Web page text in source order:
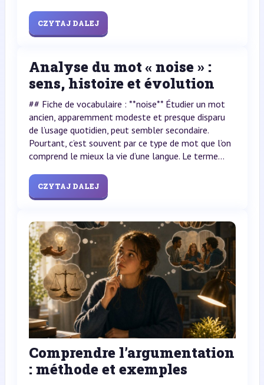
CZYTAJ DALEJ
Analyse du mot « noise » :
sens, histoire et évolution
## Fiche de vocabulaire : **noise** Étudier un mot
ancien, apparemment modeste et presque disparu
de l’usage quotidien, peut sembler secondaire.
Pourtant, c’est souvent par ce type de mot que l’on
comprend le mieux la vie d’une langue. Le terme...
CZYTAJ DALEJ
Comprendre l’argumentation
: méthode et exemples